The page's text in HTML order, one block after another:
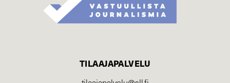
TILAAJAPALVELU